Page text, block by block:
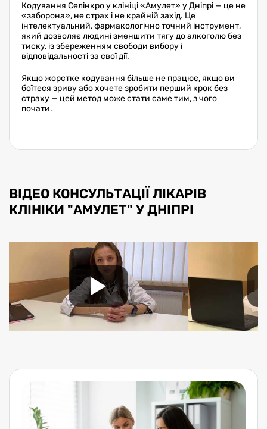
Кодування Селінкро у клініці «Амулет» у Дніпрі — це не
«заборона», не страх і не крайній захід. Це
інтелектуальний, фармакологічно точний інструмент,
який дозволяє людині зменшити тягу до алкоголю без
тиску, із збереженням свободи вибору і
відповідальності за свої дії.
Якщо жорстке кодування більше не працює, якщо ви
боїтеся зриву або хочете зробити перший крок без
страху — цей метод може стати саме тим, з чого
почати.
ВІДЕО КОНСУЛЬТАЦІЇ ЛІКАРІВ
КЛІНІКИ "АМУЛЕТ" У ДНІПРІ